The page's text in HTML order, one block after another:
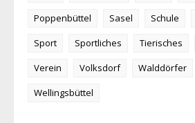
Poppenbüttel
Sasel Schule
Sport
Sportliches Tierisches
Verein
Volksdorf Walddörfer
Wellingsbüttel